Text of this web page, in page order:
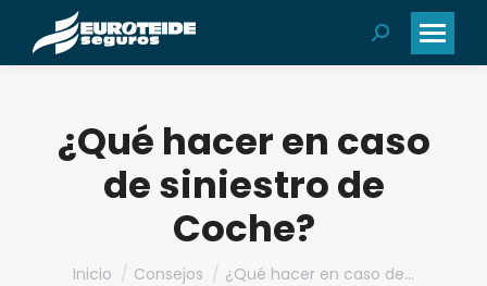
Buscar:
¿Qué hacer en caso
de siniestro de
Coche?
Estás aquí:
Inicio Consejos ¿Qué hacer en caso de…